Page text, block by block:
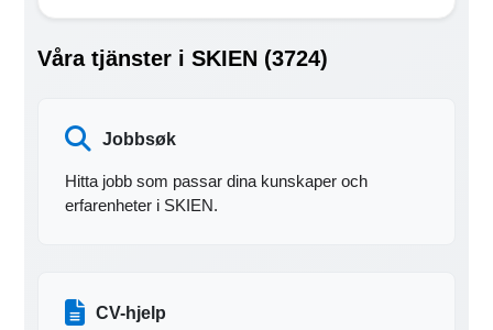
Våra tjänster i SKIEN (3724)
Jobbsøk
Hitta jobb som passar dina kunskaper och
erfarenheter i SKIEN.
CV-hjelp